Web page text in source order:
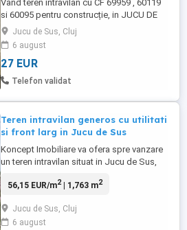
Vând teren intravilan cu CF 69959 , 60119
si 60095 pentru construcție, in JUCU DE
SUS, jud Cluj. Suprafața totală a
parcelelor de teren este de 10.100 m2
Utilitățile sunt in apropiere ( apa, gaz,
curent, canalizare) Preț 27euro m2
Jucu de Sus, Cluj
6 august
27 EUR
Telefon validat
Teren intravilan generos cu utilitati
si front larg in Jucu de Sus
Koncept Imobiliare va ofera spre vanzare
un teren intravilan situat in Jucu de Sus,
rezidentiala linistita, aflata pe o strada
la drum asfaltat. Amplasamentul
beneficiaza de toate utilitatile la limita
56,15 EUR/m2| 1,763 m2
Jucu de Sus, Cluj
6 august